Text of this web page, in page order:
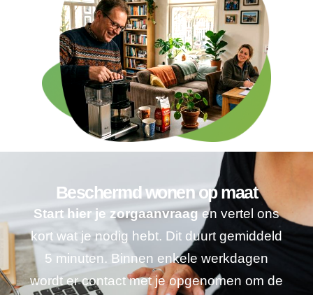
Beschermd wonen op maat
Start hier je zorgaanvraagen vertel ons
kort wat je nodig hebt. Dit duurt gemiddeld
5 minuten. Binnen enkele werkdagen
wordt er contact met je opgenomen om de